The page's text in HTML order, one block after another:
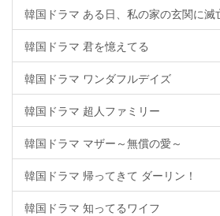
韓国ドラマ ある日、私の家の玄関に滅
韓国ドラマ 君を憶えてる
韓国ドラマ ワンダフルデイズ
韓国ドラマ 超人ファミリー
韓国ドラマ マザー～無償の愛～
韓国ドラマ 帰ってきて ダーリン！
韓国ドラマ 知ってるワイフ